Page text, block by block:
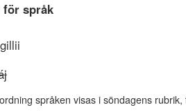
för språk
språken visas i söndagens